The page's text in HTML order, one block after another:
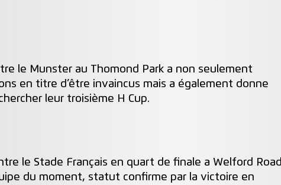
le Munster au Thomond Park a non seulement
en titre d’être invaincus mais a également donne
leur troisième H Cup.
le Stade Français en quart de finale a Welford Road
du moment, statut confirme par la victoire en